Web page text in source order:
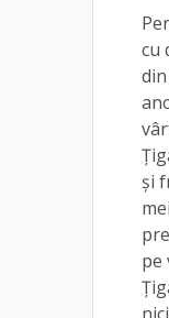
cu
și
pe